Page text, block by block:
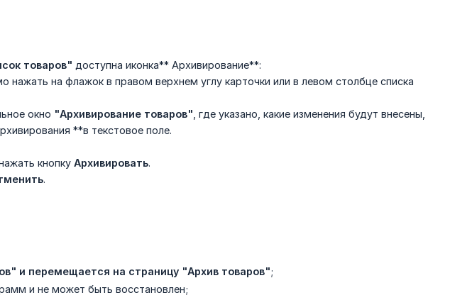
товаров" доступна иконка** Архивирование**:
на флажок в правом верхнем углу карточки или в левом столбце списка
окно "Архивирование товаров" , где указано, какие изменения будут внесены,
**в текстовое поле.
кнопку Архивировать.
.
и перемещается на страницу "Архив товаров";
и не может быть восстановлен;